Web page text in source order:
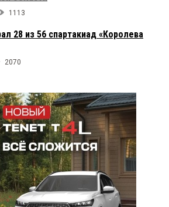
1113
28 из 56 спартакиад «Королева
2070